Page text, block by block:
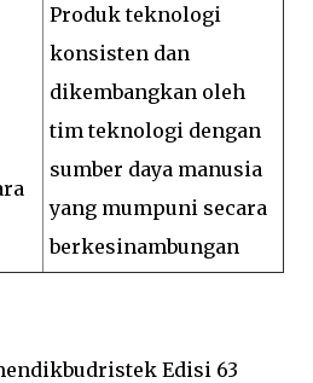
Produk teknologi
konsisten dan
dikembangkan oleh
tim teknologi dengan
sumber daya manusia
yang mumpuni secara
berkesinambungan
Edisi 63